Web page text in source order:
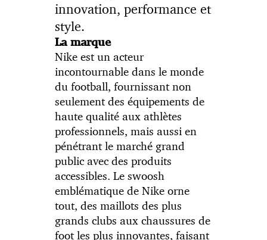
innovation, performance et
style.
La marque
Nike est un acteur
incontournable dans le monde
du football, fournissant non
seulement des équipements de
haute qualité aux athlètes
professionnels, mais aussi en
pénétrant le marché grand
public avec des produits
accessibles. Le swoosh
emblématique de Nike orne
tout, des maillots des plus
grands clubs aux chaussures de
foot les plus innovantes, faisant